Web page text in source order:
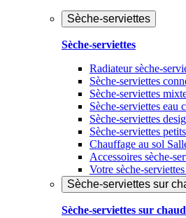
Sèche-serviettes
Sèche-serviettes
Radiateur sèche-
Sèche-serviettes
Sèche-serviettes
Sèche-serviettes eau
Sèche-serviettes
Sèche-serviettes
Chauffage au sol
Accessoires sèche-
Votre sèche-
Sèche-serviettes sur
Sèche-serviettes sur